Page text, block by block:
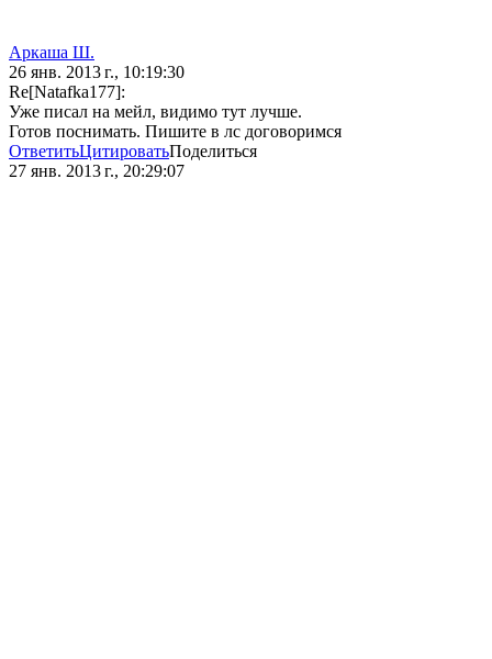
Аркаша Ш.
26 янв. 2013 г., 10:19:30
Re[Natafka177]:
Уже писал на мейл, видимо тут лучше.
Готов поснимать. Пишите в лс договоримся
ОтветитьЦитироватьПоделиться
27 янв. 2013 г., 20:29:07